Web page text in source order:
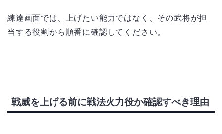
練達画面では、上げたい能力ではなく、その武将が担
当する役割から順番に確認してください。
戦威を上げる前に戦法火力役か確認すべき理由